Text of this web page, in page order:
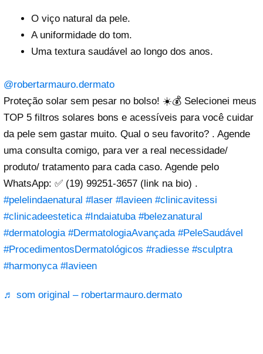
O viço natural da pele.
A uniformidade do tom.
Uma textura saudável ao longo dos anos.
@robertarmauro.dermato
Proteção solar sem pesar no bolso! ☀️💰 Selecionei meus
TOP 5 filtros solares bons e acessíveis para você cuidar
da pele sem gastar muito. Qual o seu favorito? . Agende
uma consulta comigo, para ver a real necessidade/
produto/ tratamento para cada caso. Agende pelo
WhatsApp: ✅ (19) 99251-3657 (link na bio) .
#pelelindaenatural #laser #lavieen #clinicavitessi
#clinicadeestetica #Indaiatuba #belezanatural
#dermatologia #DermatologiaAvançada #PeleSaudável
#ProcedimentosDermatológicos #radiesse #sculptra
#harmonyca #lavieen
♬ som original – robertarmauro.dermato